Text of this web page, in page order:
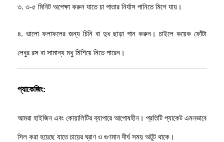
৩. ৩-৫ মিনিট অপেক্ষা করুন যাতে চা পাতার নির্যাস পানিতে মিশে যায়।
৪. ভালো ফলাফলের জন্য চিনি বা দুধ ছাড়া পান করুন। চাইলে কয়েক ফোঁটা
লেবুর রস বা সামান্য মধু মিশিয়ে নিতে পারেন।
প্যাকেজিং:
আমরা হাইজিন এবং কোয়ালিটির ব্যাপারে আপোষহীন। প্রতিটি প্যাকেট এমনভাবে
সিল করা হয়েছে যাতে চায়ের ঘ্রাণ ও গুণমান দীর্ঘ সময় অটুট থাকে।